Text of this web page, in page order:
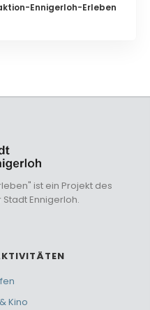
Ennigerloh-Erleben
ist ein Projekt des
Ennigerloh.
Kino